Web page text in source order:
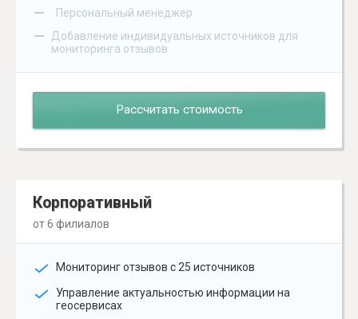
– Персональный менеджер
–
Добавление индивидуальных источников для
мониторинга отзывов
Рассчитать стоимость
Корпоративный
от 6 филиалов
Мониторинг отзывов с 25 источников
Управление актуальностью информации на
геосервисах